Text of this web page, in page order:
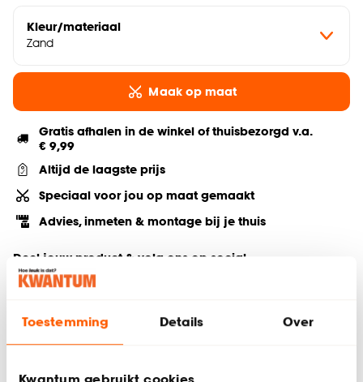
Toestemming Details Over
Kleur/materiaal
Zand
Maak op maat
Gratis afhalen in de winkel of thuisbezorgd v.a.
€ 9,99
Altijd de laagste prijs
Speciaal voor jou op maat gemaakt
Advies, inmeten & montage bij je thuis
Deel jouw product & volg ons op social
Hulp nodig? Wij regelen het voor je!
Bestel een kleurstaal